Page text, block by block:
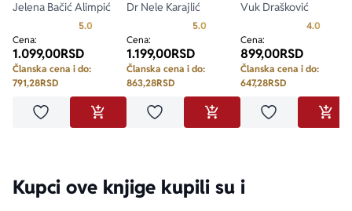
Jelena Bačić Alimpić
5.0 Prosecna ocena je 5.0 od 5
Cena:
1.099,00RSD
Članska cena i do:
791,28RSD
Dodaj u omiljeneDODAJ U KORPU
rokenrolu
Dr Nele Karajlić
5.0 Prosecna ocena je 5.0 od 5
Cena:
1.199,00RSD
Članska cena i do:
863,28RSD
Dodaj u omiljeneDODAJ U KORPU
Vuk Drašković
4.0
Cena:
899,00RSD
Članska cena i do:
647,28RSD
Dodaj u
Kupci ove knjige kupili su i